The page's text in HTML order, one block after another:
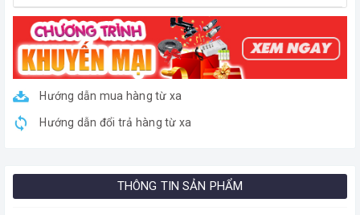
Hướng dẫn mua hàng từ xa
Hướng dẫn đổi trả hàng từ xa
THÔNG TIN SẢN PHẨM